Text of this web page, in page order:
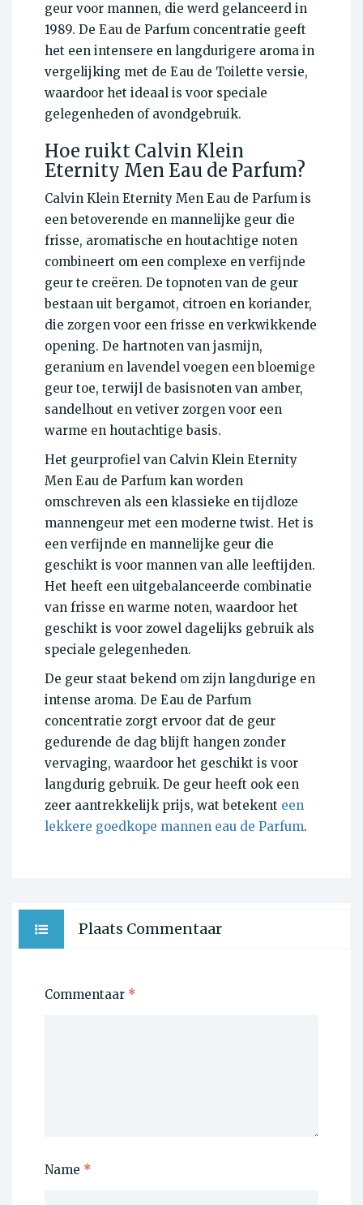
geur voor mannen, die werd gelanceerd in
1989. De Eau de Parfum concentratie geeft
het een intensere en langdurigere aroma in
vergelijking met de Eau de Toilette versie,
waardoor het ideaal is voor speciale
gelegenheden of avondgebruik.
Hoe ruikt Calvin Klein
Eternity Men Eau de Parfum?
Calvin Klein Eternity Men Eau de Parfum is
een betoverende en mannelijke geur die
frisse, aromatische en houtachtige noten
combineert om een complexe en verfijnde
geur te creëren. De topnoten van de geur
bestaan uit bergamot, citroen en koriander,
die zorgen voor een frisse en verkwikkende
opening. De hartnoten van jasmijn,
geranium en lavendel voegen een bloemige
geur toe, terwijl de basisnoten van amber,
sandelhout en vetiver zorgen voor een
warme en houtachtige basis.
Het geurprofiel van Calvin Klein Eternity
Men Eau de Parfum kan worden
omschreven als een klassieke en tijdloze
mannengeur met een moderne twist. Het is
een verfijnde en mannelijke geur die
geschikt is voor mannen van alle leeftijden.
Het heeft een uitgebalanceerde combinatie
van frisse en warme noten, waardoor het
geschikt is voor zowel dagelijks gebruik als
speciale gelegenheden.
De geur staat bekend om zijn langdurige en
intense aroma. De Eau de Parfum
concentratie zorgt ervoor dat de geur
gedurende de dag blijft hangen zonder
vervaging, waardoor het geschikt is voor
langdurig gebruik. De geur heeft ook een
zeer aantrekkelijk prijs, wat betekent een
lekkere goedkope mannen eau de Parfum.
Plaats Commentaar
Commentaar *
Name *